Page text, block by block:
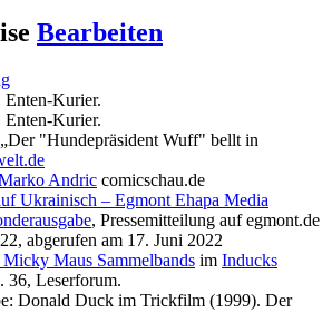
Bearbeiten
Kurier.
Kurier.
"Hundepräsident Wuff" bellt in
Andric comicschau.de
Ukrainisch – Egmont Ehapa Media
, Pressemitteilung auf egmont.de
abgerufen am 17. Juni 2022
Maus Sammelbands im Inducks
36, Leserforum.
Donald Duck im Trickfilm (1999). Der